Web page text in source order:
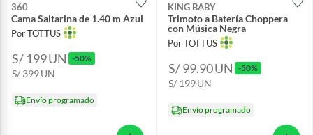
360
Cama Saltarina de 1.40 m Azul
Por TOTTUS
S/ 199UN -50%
S/ 399UN
Envío programado
KING BABY
Trimoto a Batería Choppera
con Música Negra
Por TOTTUS
S/ 99.90UN -50%
S/ 199UN
Envío programado